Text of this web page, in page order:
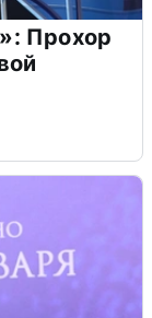
Прохор